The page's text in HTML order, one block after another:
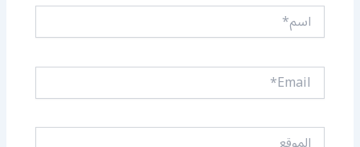
اسم*
Email*
الموقع